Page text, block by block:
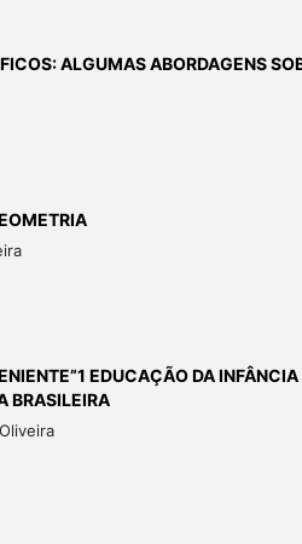
ALGUMAS ABORDAGENS
EDUCAÇÃO DA
BRASILEIRA